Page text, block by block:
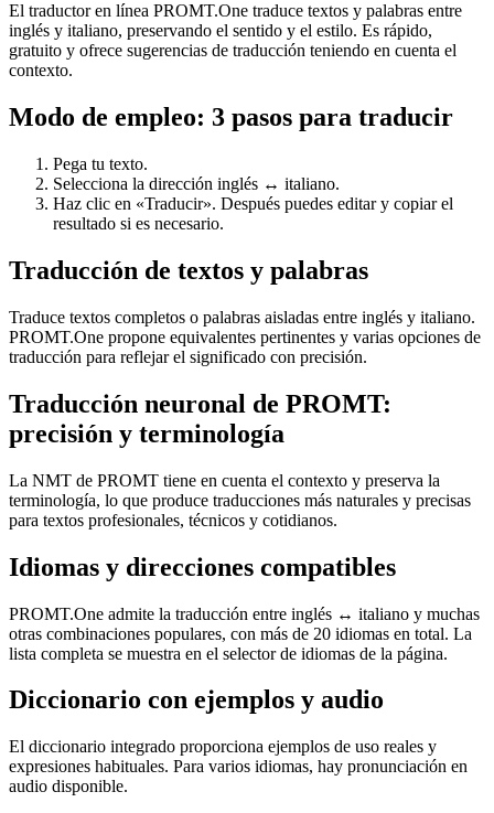
El traductor en línea PROMT.One traduce textos y palabras entre
inglés y italiano, preservando el sentido y el estilo. Es rápido,
gratuito y ofrece sugerencias de traducción teniendo en cuenta el
contexto.
Modo de empleo: 3 pasos para traducir
Pega tu texto.
Selecciona la dirección inglés ↔ italiano.
Haz clic en «Traducir». Después puedes editar y copiar el
resultado si es necesario.
Traducción de textos y palabras
Traduce textos completos o palabras aisladas entre inglés y italiano.
PROMT.One propone equivalentes pertinentes y varias opciones de
traducción para reflejar el significado con precisión.
Traducción neuronal de PROMT:
precisión y terminología
La NMT de PROMT tiene en cuenta el contexto y preserva la
terminología, lo que produce traducciones más naturales y precisas
para textos profesionales, técnicos y cotidianos.
Idiomas y direcciones compatibles
PROMT.One admite la traducción entre inglés ↔ italiano y muchas
otras combinaciones populares, con más de 20 idiomas en total. La
lista completa se muestra en el selector de idiomas de la página.
Diccionario con ejemplos y audio
El diccionario integrado proporciona ejemplos de uso reales y
expresiones habituales. Para varios idiomas, hay pronunciación en
audio disponible.